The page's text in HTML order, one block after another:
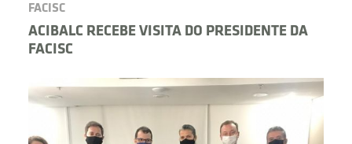
FACISC
ACIBALC RECEBE VISITA DO PRESIDENTE DA
FACISC